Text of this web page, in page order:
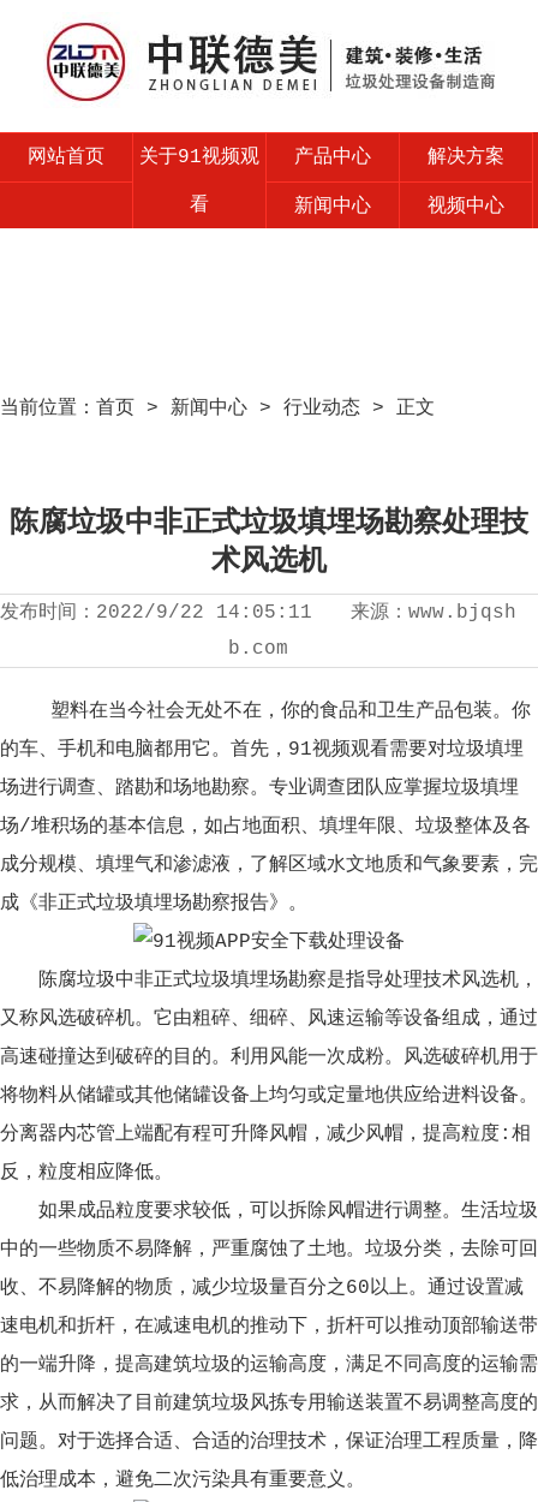
网站首页 关于91视频观
看
产品中心 解决方案
新闻中心 视频中心
当前位置： 首页 > 新闻中心 > 行业动态 > 正文
陈腐垃圾中非正式垃圾填埋场勘察处理技
术风选机
发布时间： 2022/9/22 14:05:11 来源： www.bjqsh
b.com
塑料在当今社会无处不在，你的食品和卫生产品包装。你
的车、手机和电脑都用它。首先，91视频观看需要对垃圾填埋
场进行调查、踏勘和场地勘察。专业调查团队应掌握垃圾填埋
场/堆积场的基本信息，如占地面积、填埋年限、垃圾整体及各
成分规模、填埋气和渗滤液，了解区域水文地质和气象要素，完
成《非正式垃圾填埋场勘察报告》。
陈腐垃圾中非正式垃圾填埋场勘察是指导处理技术风选机，
又称风选破碎机。它由粗碎、细碎、风速运输等设备组成，通过
高速碰撞达到破碎的目的。利用风能一次成粉。风选破碎机用于
将物料从储罐或其他储罐设备上均匀或定量地供应给进料设备。
分离器内芯管上端配有程可升降风帽，减少风帽，提高粒度:相
反，粒度相应降低。
如果成品粒度要求较低，可以拆除风帽进行调整。生活垃圾
中的一些物质不易降解，严重腐蚀了土地。垃圾分类，去除可回
收、不易降解的物质，减少垃圾量百分之60以上。通过设置减
速电机和折杆，在减速电机的推动下，折杆可以推动顶部输送带
的一端升降，提高建筑垃圾的运输高度，满足不同高度的运输需
求，从而解决了目前建筑垃圾风拣专用输送装置不易调整高度的
问题。对于选择合适、合适的治理技术，保证治理工程质量，降
低治理成本，避免二次污染具有重要意义。